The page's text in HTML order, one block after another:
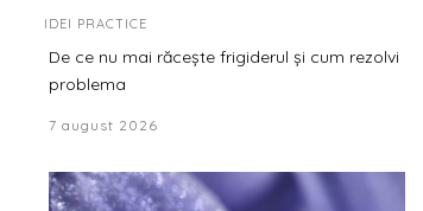
IDEI PRACTICE
De ce nu mai răcește frigiderul și cum rezolvi
problema
7 august 2026